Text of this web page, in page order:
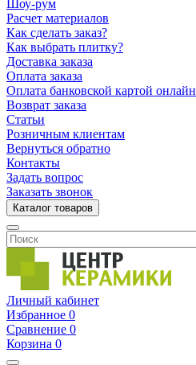
Шоу-рум
Расчет материалов
Как сделать заказ?
Как выбрать плитку?
Доставка заказа
Оплата заказа
Оплата банковской картой онлайн
Возврат заказа
Статьи
Розничным клиентам
Вернуться обратно
Контакты
Задать вопрос
Заказать звонок
Каталог товаров
Личный кабинет
Избранное 0
Сравнение 0
Корзина 0